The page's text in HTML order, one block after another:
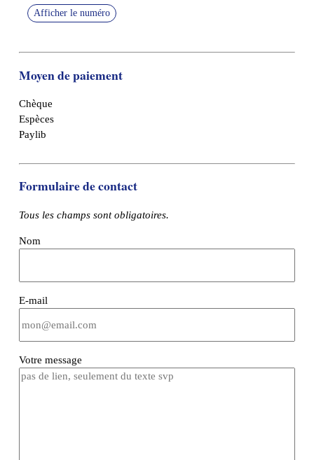
Afficher le numéro
Moyen de paiement
Chèque
Espèces
Paylib
Formulaire de contact
Tous les champs sont obligatoires.
Nom
E-mail
Votre message